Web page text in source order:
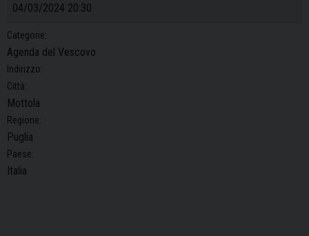
04/03/2024 20:30
Categorie:
Agenda del Vescovo
Indirizzo:
Città:
Mottola
Regione:
Puglia
Paese:
Italia